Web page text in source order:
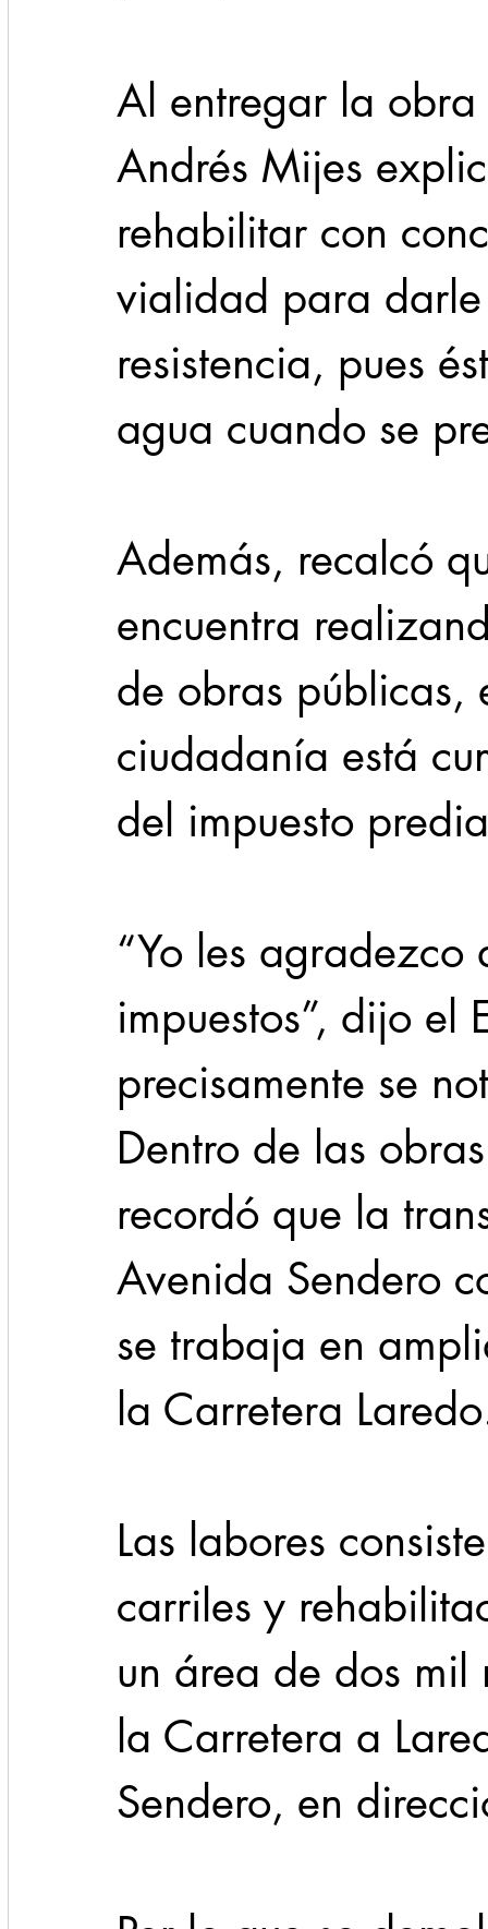
Al entregar la
Andrés Mijes
rehabilitar con
vialidad para
resistencia, pues
agua cuando se
Además, recalcó
encuentra
de obras
ciudadanía está
del impuesto
“Yo les
impuestos”, dijo el
precisamente se
Dentro de las
recordó que la
Avenida Sendero
se trabaja en
la Carretera
Las labores
carriles y
un área de dos
la Carretera a
Sendero, en